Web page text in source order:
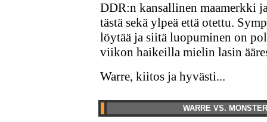
DDR:n kansallinen maamerkki
tästä sekä ylpeä että otettu.
löytää ja siitä luopuminen on
viikon haikeilla mielin lasin
Warre, kiitos ja hyvästi...
WARRE VS.